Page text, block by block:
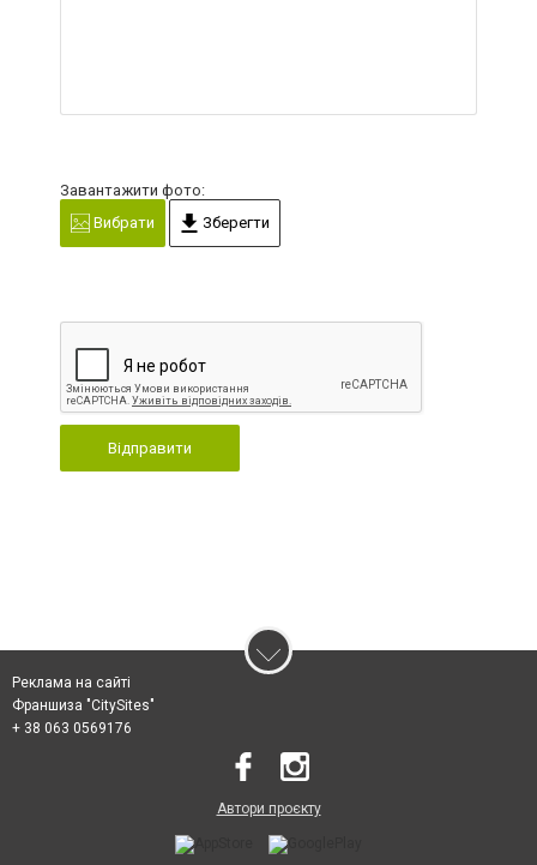
Завантажити фото:
Вибрати
Зберегти
Відправити
Реклама на сайті
Франшиза "CitySites"
+ 38 063 0569176
Автори проєкту